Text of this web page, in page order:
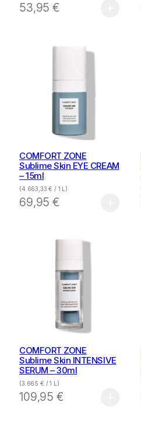
53,95€
COMFORT ZONE
Sublime Skin EYE CREAM
– 15ml
(4.663,33€ / 1 L)
69,95€
COMFORT ZONE
Sublime Skin INTENSIVE
SERUM – 30ml
(3.665 € / 1 L)
109,95 €